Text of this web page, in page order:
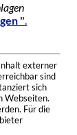
".
externer
sind
sich
Webseiten.
Für die